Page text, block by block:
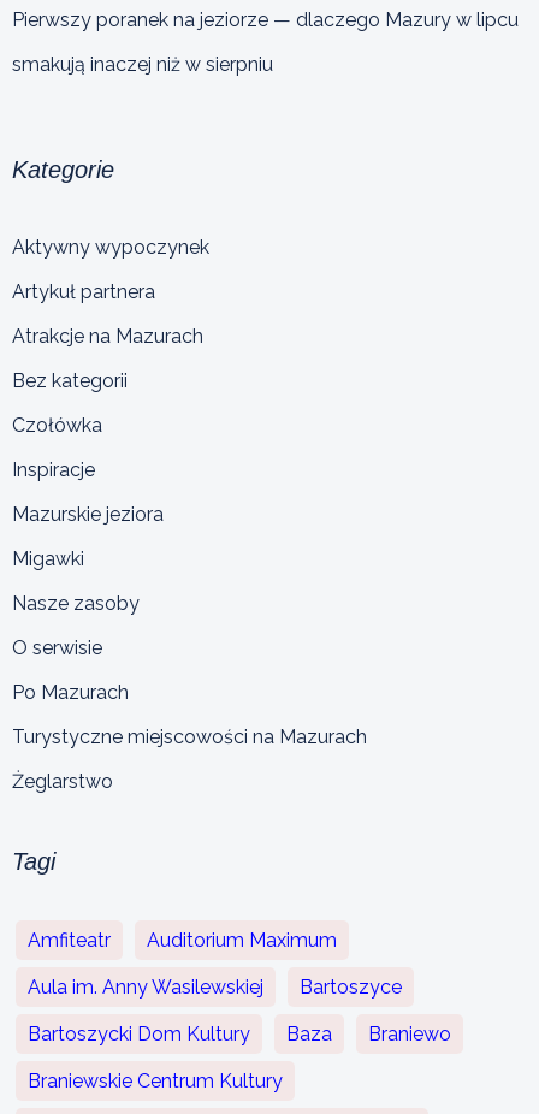
Pierwszy poranek na jeziorze — dlaczego Mazury w lipcu
smakują inaczej niż w sierpniu
Kategorie
Aktywny wypoczynek
Artykuł partnera
Atrakcje na Mazurach
Bez kategorii
Czołówka
Inspiracje
Mazurskie jeziora
Migawki
Nasze zasoby
O serwisie
Po Mazurach
Turystyczne miejscowości na Mazurach
Żeglarstwo
Tagi
Amfiteatr Auditorium Maximum
Aula im. Anny Wasilewskiej Bartoszyce
Bartoszycki Dom Kultury Baza Braniewo
Braniewskie Centrum Kultury